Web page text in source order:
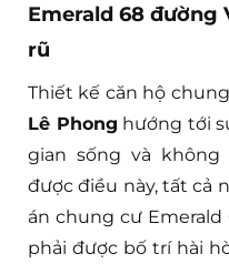
Emerald 68 đường
rũ
Thiết kế căn hộ
Lê Phong hướng tới
gian sống và
được điều này, tất cả
án chung cư
phải được bố trí hài